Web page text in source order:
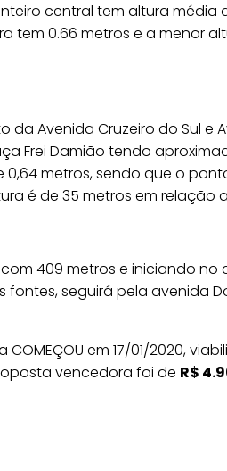
central tem altura média
tem 0.66 metros e a menor
da Avenida Cruzeiro do Sul e
Frei Damião tendo
metros, sendo que o
é de 35 metros em relação
com 409 metros e iniciando no
fontes, seguirá pela avenida
COMEÇOU em 17/01/2020,
vencedora foi de R$